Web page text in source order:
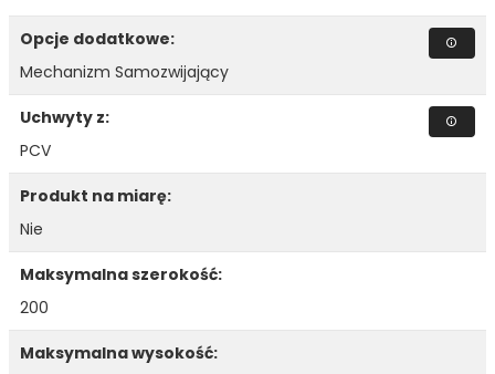
Opcje dodatkowe:
Mechanizm Samozwijający
Uchwyty z:
PCV
Produkt na miarę:
Nie
Maksymalna szerokość:
200
Maksymalna wysokość: